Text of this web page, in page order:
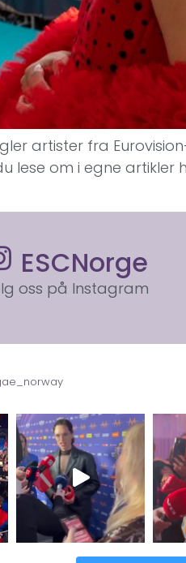
artister fra
om i egne artikler
ESCNorge
oss på Instagram